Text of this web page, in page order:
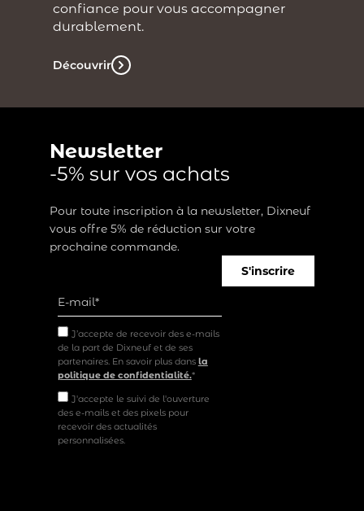
confiance pour vous accompagner
durablement.
Découvrir
Newsletter
-5% sur vos achats
Pour toute inscription à la newsletter, Dixneuf
vous offre 5% de réduction sur votre
prochaine commande.
J’accepte de recevoir des e-mails
de la part de Dixneuf et de ses
partenaires. En savoir plus dans la
politique de confidentialité.*
J'accepte le suivi de l'ouverture
des e-mails et des pixels pour
recevoir des actualités
personnalisées.
S'inscrire